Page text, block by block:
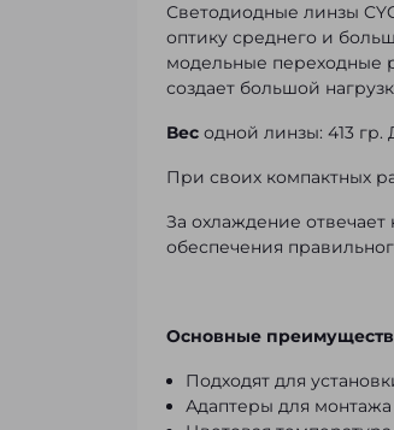
Светодиодные линзы
оптику среднего и
модельные переходные
создает большой
Вес одной линзы: 413
При своих компактных
За охлаждение
обеспечения
Основные
Подходят для
Адаптеры для монтажа